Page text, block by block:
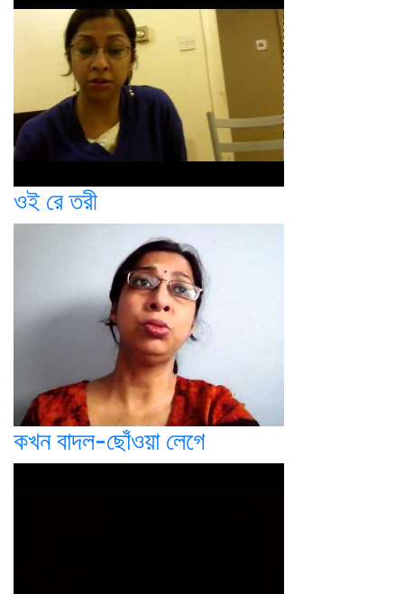
ওই রে তরী
কখন বাদল-ছোঁওয়া লেগে